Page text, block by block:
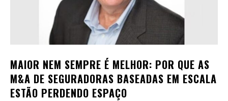
MAIOR NEM SEMPRE É MELHOR: POR QUE AS
M&A DE SEGURADORAS BASEADAS EM ESCALA
ESTÃO PERDENDO ESPAÇO